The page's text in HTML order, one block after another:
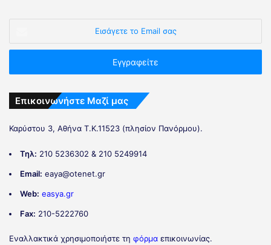
Επικοινωνήστε Μαζί μας
Καρύστου 3, Αθήνα Τ.Κ.11523 (πλησίον Πανόρμου).
Τηλ: 210 5236302 & 210 5249914
Email: eaya@otenet.gr
Web: easya.gr
Fax: 210-5222760
Εναλλακτικά χρησιμοποιήστε τη φόρμα επικοινωνίας.